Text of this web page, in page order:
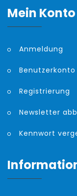
Mein Konto
Anmeldung
Benutzerkonto
Registrierung
Newsletter
Kennwort